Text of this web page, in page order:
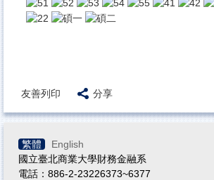
友善列印 分享
繁體
English
國立臺北商業大學財務金融系
電話：886-2-23226373~6377